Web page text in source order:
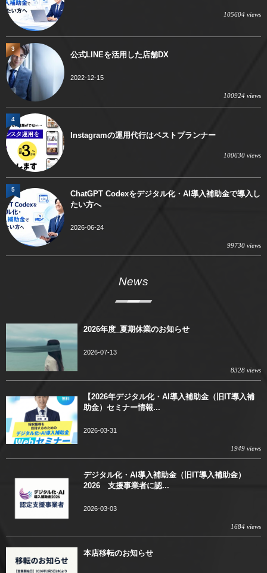
105604 views
公式LINEを活用した店舗DX
2022-12-15
100924 views
3
Instagramの運用代行はベストプランナー
100630 views
4
ChatGPT Codexをデジタル化・AI導入補助金で導入し
たい方へ
2026-06-24
99730 views
5
News
2026年度_夏期休業のお知らせ
2026-07-13
8328 views
【2026年デジタル化・AI導入補助金（旧IT導入補
助金）セミナー情報...
2026-03-31
1949 views
デジタル化・AI導入補助金（旧IT導入補助金）
2026 支援事業者に認...
2026-03-03
1684 views
本店移転のお知らせ